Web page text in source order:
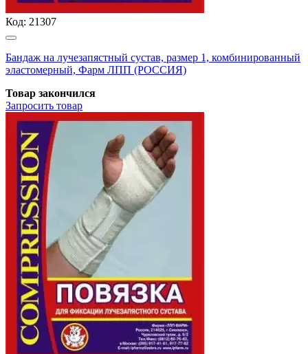
Код: 21307
Бандаж на лучезапястный сустав, размер 1, комбинированный
эластомерный, Фарм ЛПП (РОССИЯ)
Товар закончился
Запросить товар